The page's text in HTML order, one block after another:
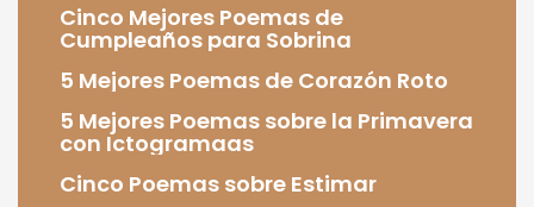
Cinco Mejores Poemas de
Cumpleaños para Sobrina
5 Mejores Poemas de Corazón Roto
5 Mejores Poemas sobre la Primavera
con Ictogramaas
Cinco Poemas sobre Estimar